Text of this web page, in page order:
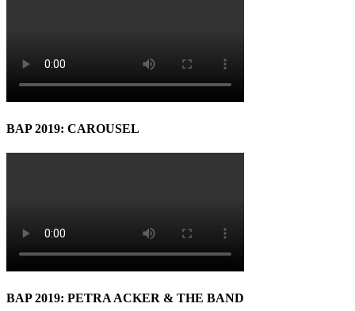
BAP 2019: CAROUSEL
BAP 2019: PETRA ACKER & THE BAND